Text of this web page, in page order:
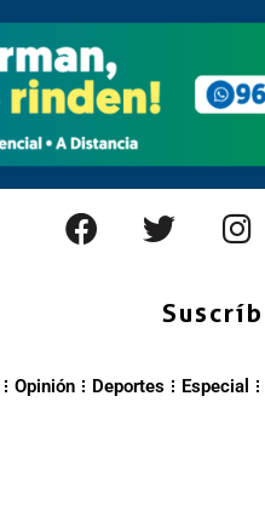
Opinión Deportes Especial